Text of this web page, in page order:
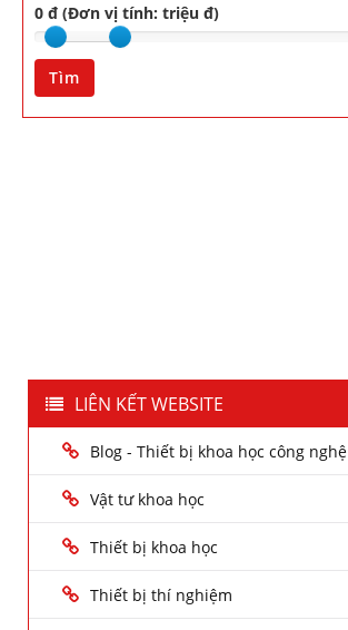
0 đ (Đơn vị tính: triệu đ)
Tìm
LIÊN KẾT WEBSITE
Blog - Thiết bị khoa học công nghệ
Vật tư khoa học
Thiết bị khoa học
Thiết bị thí nghiệm